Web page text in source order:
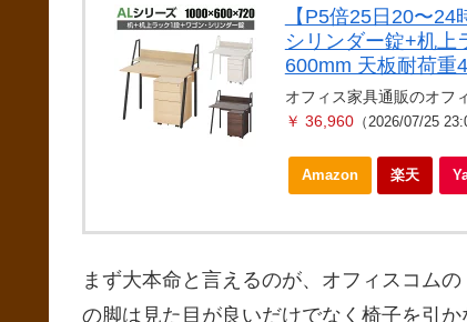
【P5倍25日20〜
シリンダー錠+机上
600mm 天板耐荷重
オフィス家具通販のオフ
￥ 36,960（2026/07/25
Amazon 楽天
まず大本命と言えるのが、オフィスコムの
の脚は見た目が良いだけでなく椅子を引